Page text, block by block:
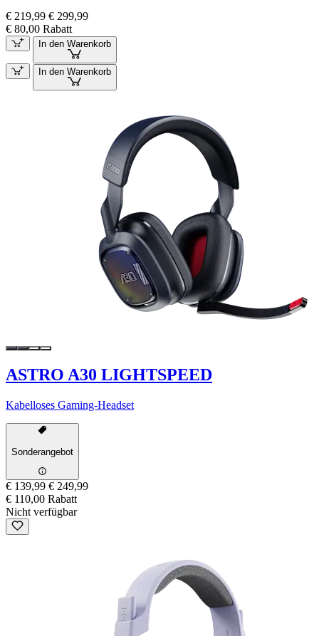
€ 219,99 € 299,99
€ 80,00 Rabatt
In den Warenkorb
In den Warenkorb
ASTRO A30 LIGHTSPEED
Kabelloses Gaming-Headset
Sonderangebot
€ 139,99 € 249,99
€ 110,00 Rabatt
Nicht verfügbar